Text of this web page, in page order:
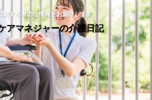
関する有力な情報をお届けします。
アマネジャーの介護日記